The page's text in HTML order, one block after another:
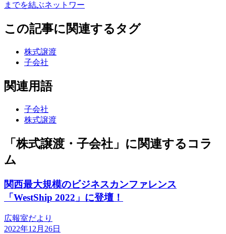
までを結ぶネットワー
この記事に関連するタグ
株式譲渡
子会社
関連用語
子会社
株式譲渡
「株式譲渡・子会社」に関連するコラ
ム
関西最大規模のビジネスカンファレンス
「WestShip 2022」に登壇！
広報室だより
2022年12月26日